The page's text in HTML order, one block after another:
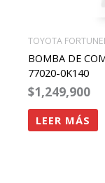
TOYOTA
BOMBA DE
77020-0K140
$1,249,900
LEER MÁS